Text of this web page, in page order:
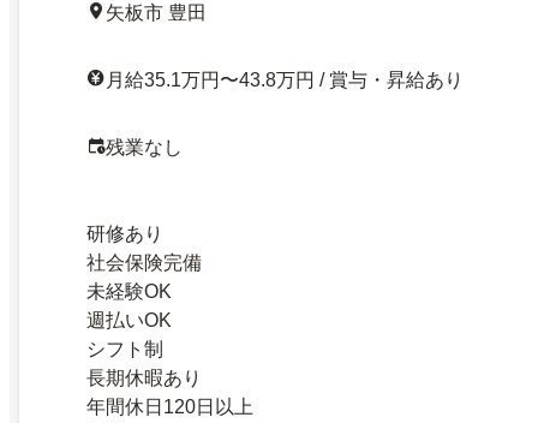
矢板市 豊田
月給35.1万円〜43.8万円 / 賞与・昇給あり
残業なし
研修あり
社会保険完備
未経験OK
週払いOK
シフト制
長期休暇あり
年間休日120日以上